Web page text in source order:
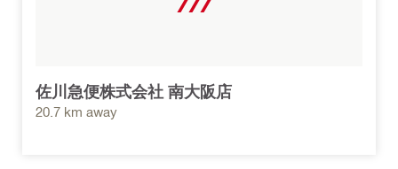
佐川急便株式会社 南大阪店
20.7 km away